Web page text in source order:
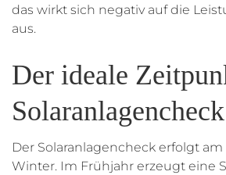
das wirkt sich negativ auf die
aus.
Der ideale
Solaranlagencheck
Der Solaranlagencheck erfolgt
Winter. Im Frühjahr erzeugt eine